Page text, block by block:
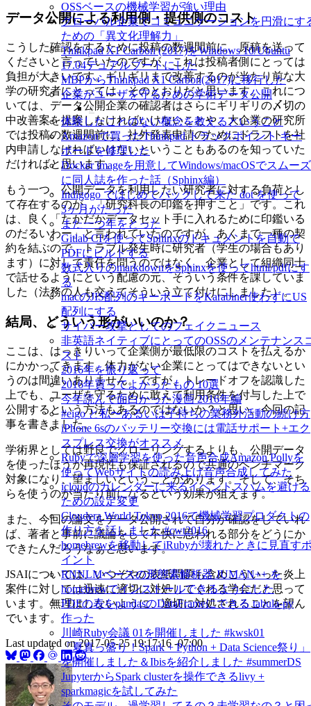
OSSベースの機械学習が強い理由
グローバル企業でコミュニケーションを円滑にす
ための「異文化理解力」
Thinkpad X1 Carbon (2017)をWindows 10/Ubuntu
17.04デュアルブートにした
MBPからThinkpad X1 Carbon(2017)に移行した
企業がユーザを守るための学術データ公開
体験したことのない概念を教えるということ
Amazonで買ったThinkpad トラックポイント キー
ボードを修理した
Docker imageを用意してWindows/macOSでスムーズ
に同人誌を作った話（Sphinx編）
Indigogo ではじめてバックして来た dot を使って
3ヶ月がたった
また一つ年をとった
Gitlab CIを使ってSphinxのドキュメントを自動で
PDFにビルドする
数式入りのmarkdownをSphinxを使ってhtml/pdfにす
る
macのJIS配列のキーボードをKarabiner使わずにUS
配列にする
サイバー攻撃としてのフェイクニュース
非英語ネイティブにとってのOSSのメンテナンス
スト
2016年を振り返って
2016年買ってよかったもの 10選
今年読んで面白かった漫画 2016年編
#eigo と私〜あるいは子持ちの業務外活動の続け方
iPhone 6sのバッテリー交換には電話サポート+エク
スプレス交換がオススメ
Rubyで深層学習を使った音声合成Amazon Pollyを
使ってWebサイトの読み上げ音声合成してみた
icloudのカレンダーに来るイベントスパムを避ける
ための設定変更
Cloudera World Tokyo 2016で機械学習プロダクトの
作り方を話しました #cwt2016
homebrewを移動してiRubyが壊れたときに見直す
イント
RNNLMベースの形態素解析器 JUMAN++ を
homebrewでインストールできるようにした
PDFの表をpandasのDataFrameにできる tabula-py
作った
川崎Ruby会議 01を開催しました #kwsk01
「夏真っ盛り！Spark + Python + Data Science祭り」
を開催しました＆Ibisを紹介しました #summerDS
JupyterからSpark clusterを操作できるlivy +
sparkmagicを試してみた
データ公開による利用側・提供側のコスト
こうした確認をするために投稿の数週間前に、原稿を送って
くださいと言っていたのですが、これは投稿者側にとっては
負担が大きいです。ギリギリまで改善するのが当たり前な大
学の研究者にとっては、そのとおりだと思います。これにつ
いては、データ公開企業の確認者はさらにギリギリの〆切の
中改善案を提案しなければいけないことや、大企業の研究所
では投稿の数週間前に、社外発表申請のためにドラフトを社
内申請しなければいけないということもあるのを知っていた
だければと思います。
もう一つ、公開データを利用したい研究者に対する負荷とし
て存在するのが、「研究科長の印鑑を押すこと」です。これ
は、良く「たかだかデータセット手に入れるために印鑑いる
のだるいわー」と言われていたのですが、あくまで一種の契
約を結ぶので、トラブル発生時に研究者（学生の場合もあり
ます）に対して責任を問うのではなく、企業として組織同士
で話せるようにという配慮の元、そういう条件を課していま
した（法務の人も交えてそういう立て付けにしました）。
結局、どういう形がいいのか？
ここは、はっきりいって企業側が最低限のコストを払えるか
にかかってきます。体力がない企業にとってはできないとい
うのは間違いありません。ですが、トレードオフを認識した
上でも、ユーザを守るために敢えて利用条件を付与した上で
公開するという方法もあるのではないか？と思い、今回の記
事を書きました。
学術界としては野良でクローリングするよりも、公開データ
を使ったほうが再現性も保証されるので共通のベンチマーク
対象になり、望ましいということがあります。そして、そち
らを使うのが当たり前になるという効果が狙えます。
また、今回の論文をデータ公開されて自分が確認をしていれ
ば、著者と事前に議論をして不快に思われる部分をどうにか
できたんだろうなぁと思います。
JSAIについては、いつぞやの表紙問題も含めこういった炎上
案件に対しては迅速に適切に対処してくれる学会だと思って
います。無理はしないように、適切に対処されることを望ん
でいます。
Last updated on2017-05-25 19:17:16 -07:00